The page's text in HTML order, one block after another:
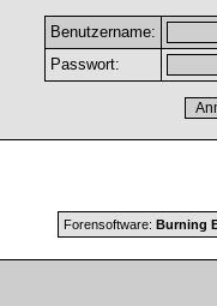
Benutzername:
Passwort:
Forensoftware: Burning